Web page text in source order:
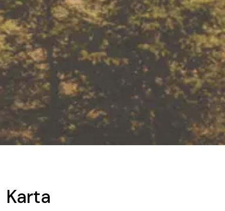
Karta